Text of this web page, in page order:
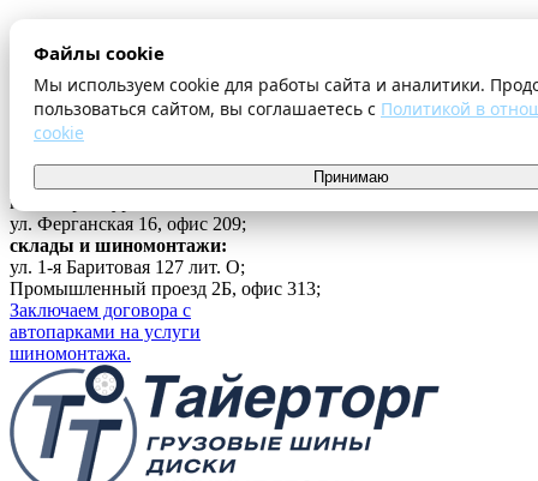
Файлы cookie
Мы используем cookie для работы сайта и аналитики.
пользоваться сайтом, вы соглашаетесь с Политикой в
cookie
Принимаю
Оплата и доставка
Шиномонтаж
Контакты
...
г. Екатеринбург
ул. Ферганская 16, офис 209;
склады и шиномонтажи:
ул. 1-я Баритовая 127 лит. О;
Промышленный проезд 2Б, офис 313;
Заключаем договора с
автопарками на услуги
шиномонтажа.